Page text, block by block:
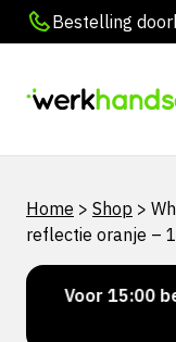
Bestelling
Home > Shop >
reflectie oranje –
Voor 15:00